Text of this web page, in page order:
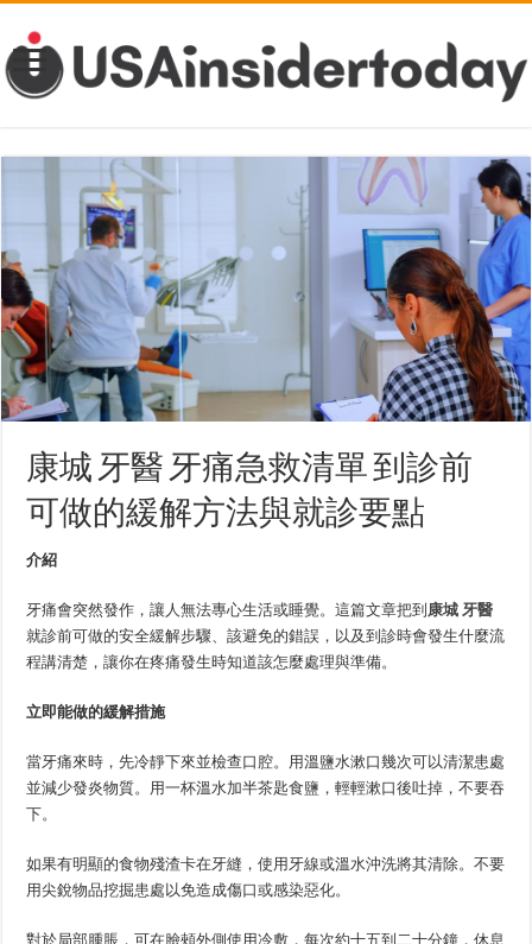
康城 牙醫 牙痛急救清單 到診前
可做的緩解方法與就診要點
介紹
牙痛會突然發作，讓人無法專心生活或睡覺。這篇文章把到 康城 牙醫
就診前可做的安全緩解步驟、該避免的錯誤，以及到診時會發生什麼流
程講清楚，讓你在疼痛發生時知道該怎麼處理與準備。
立即能做的緩解措施
當牙痛來時，先冷靜下來並檢查口腔。用溫鹽水漱口幾次可以清潔患處
並減少發炎物質。用一杯溫水加半茶匙食鹽，輕輕漱口後吐掉，不要吞
下。
如果有明顯的食物殘渣卡在牙縫，使用牙線或溫水沖洗將其清除。不要
用尖銳物品挖掘患處以免造成傷口或感染惡化。
對於局部腫脹，可在臉頰外側使用冷敷，每次約十五到二十分鐘，休息